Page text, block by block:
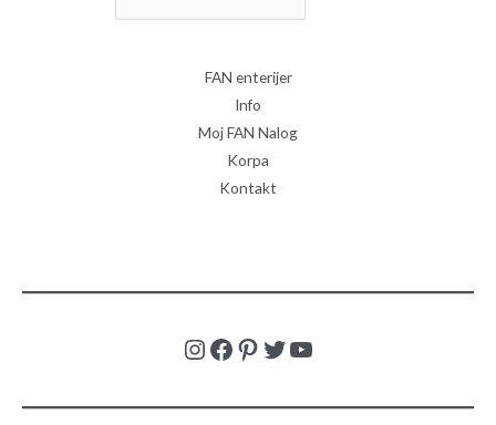
FAN enterijer
Info
Moj FAN Nalog
Korpa
Kontakt